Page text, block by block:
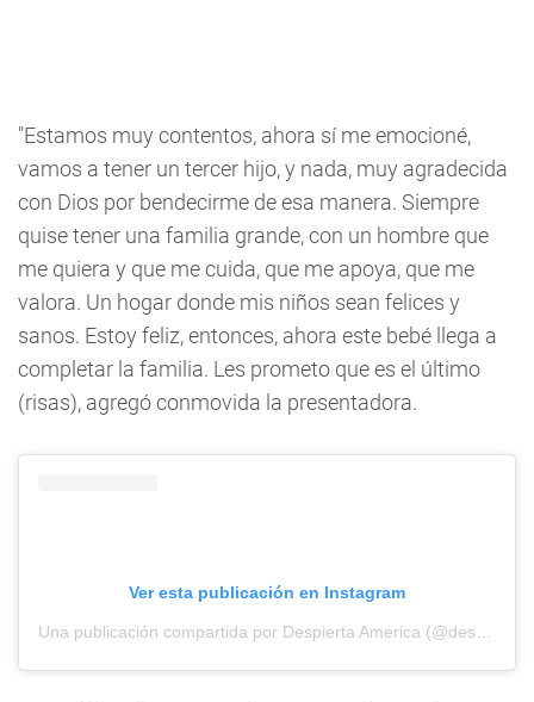
"Estamos muy contentos, ahora sí me emocioné,
vamos a tener un tercer hijo, y nada, muy agradecida
con Dios por bendecirme de esa manera. Siempre
quise tener una familia grande, con un hombre que
me quiera y que me cuida, que me apoya, que me
valora. Un hogar donde mis niños sean felices y
sanos. Estoy feliz, entonces, ahora este bebé llega a
completar la familia. Les prometo que es el último
(risas), agregó conmovida la presentadora.
Ver esta publicación en Instagram